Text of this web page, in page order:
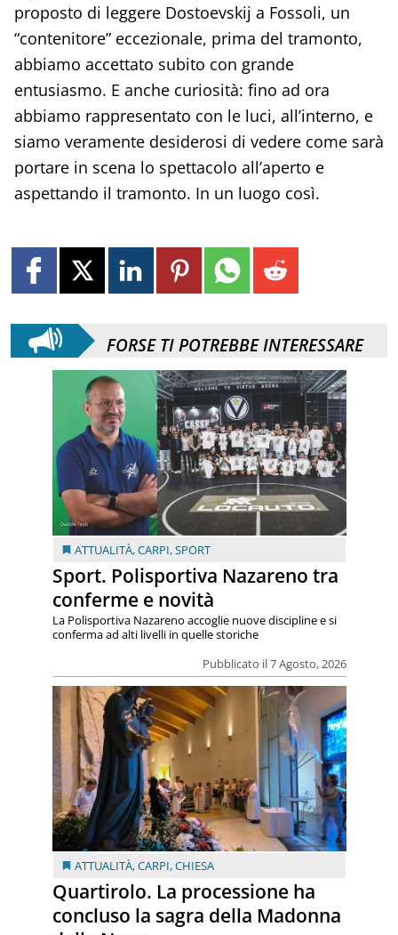
proposto di leggere Dostoevskij a Fossoli, un
“contenitore” eccezionale, prima del tramonto,
abbiamo accettato subito con grande
entusiasmo. E anche curiosità: fino ad ora
abbiamo rappresentato con le luci, all’interno, e
siamo veramente desiderosi di vedere come sarà
portare in scena lo spettacolo all’aperto e
aspettando il tramonto. In un luogo così.
FORSE TI POTREBBE INTERESSARE
ATTUALITÀ,CARPI,SPORT
Sport. Polisportiva Nazareno tra
conferme e novità
Pubblicato il 7 Agosto, 2026
La Polisportiva Nazareno accoglie nuove discipline e si
conferma ad alti livelli in quelle storiche
ATTUALITÀ,CARPI,CHIESA
Quartirolo. La processione ha
concluso la sagra della Madonna